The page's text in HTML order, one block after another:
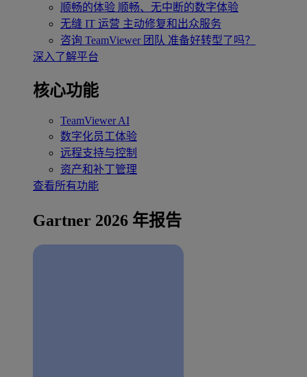
顺畅的体验 顺畅、无中断的数字体验
无缝 IT 运营 主动修复和出众服务
咨询 TeamViewer 团队 准备好转型了吗？
深入了解平台
核心功能
TeamViewer AI
数字化员工体验
远程支持与控制
资产和补丁管理
查看所有功能
Gartner 2026 年报告